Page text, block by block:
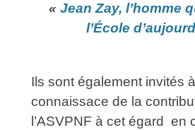
« Jean Zay, l’homme
l’École
Ils sont également invités
connaissace de la
l’ASVPNF à cet égard en